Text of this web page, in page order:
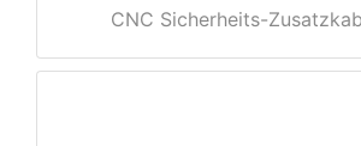
CNC Sicherheits-